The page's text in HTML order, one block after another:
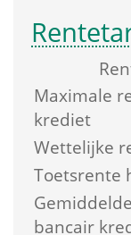
Maximale
krediet
Wettelijke
Toetsrente
bancair